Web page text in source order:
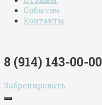
События
Контакты
8 (914) 143-00-00
Забронировать